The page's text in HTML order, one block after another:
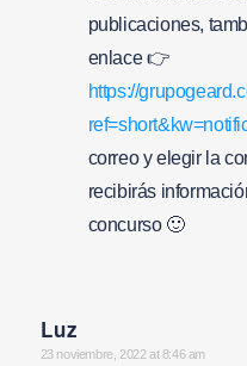
publicaciones,
enlace 👉
https://
correo y elegir la
recibirás
concurso 🙂
Luz
says:
23 noviembre, 2022 at 8:46 am